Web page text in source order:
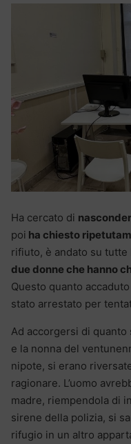
Ha cercato di
poi ha chiesto
rifiuto, è andato su tutte
due donne che hanno
Questo quanto
stato arrestato per
Ad accorgersi di quanto
e la nonna del
nipote, si erano
ragionare. L’uomo
madre, riempendola di
sirene della polizia, si
rifugio in un altro